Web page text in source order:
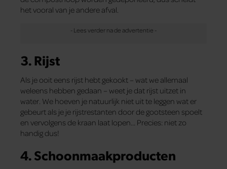
het vooral van je andere afval.
3. Rijst
Als je ooit eens rijst hebt gekookt – wat we allemaal
weleens hebben gedaan – weet je dat rijst uitzet in
water. We hoeven je natuurlijk niet uit te leggen wat er
gebeurt als je je rijstrestanten door de gootsteen spoelt
en vervolgens de kraan laat lopen… Precies: niet zo
handig dus!
4. Schoonmaakproducten